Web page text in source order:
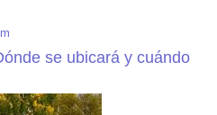
se ubicará y cuándo